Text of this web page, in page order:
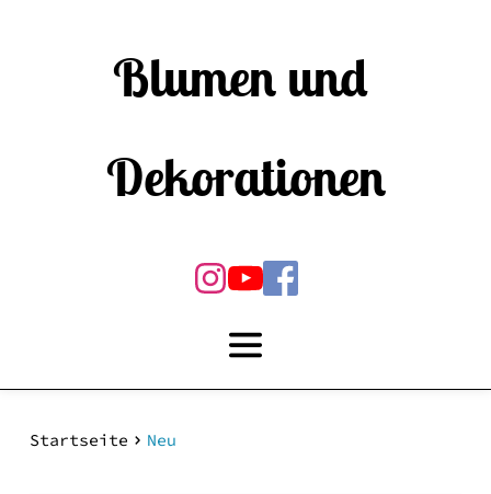
Blumen und
Dekorationen
Startseite Neu